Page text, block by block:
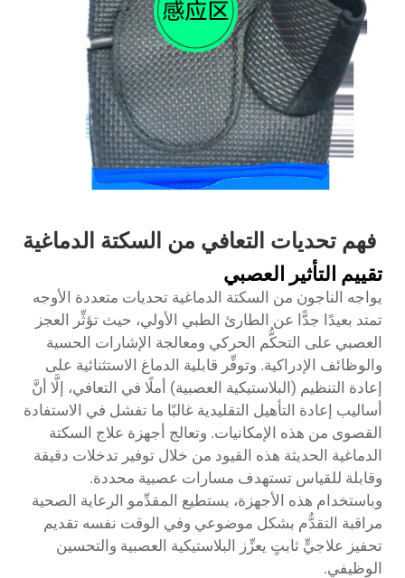
فهم تحديات التعافي من السكتة الدماغية
تقييم التأثير العصبي
يواجه الناجون من السكتة الدماغية تحديات متعددة الأوجه
تمتد بعيدًا جدًّا عن الطارئ الطبي الأولي، حيث تؤثِّر العجز
العصبي على التحكُّم الحركي ومعالجة الإشارات الحسية
والوظائف الإدراكية. وتوفِّر قابلية الدماغ الاستثنائية على
إعادة التنظيم (البلاستيكية العصبية) أملًا في التعافي، إلَّا أنَّ
أساليب إعادة التأهيل التقليدية غالبًا ما تفشل في الاستفادة
القصوى من هذه الإمكانيات. وتعالج أجهزة علاج السكتة
الدماغية الحديثة هذه القيود من خلال توفير تدخلات دقيقة
وقابلة للقياس تستهدف مسارات عصبية محددة.
وباستخدام هذه الأجهزة، يستطيع المقدِّمو الرعاية الصحية
مراقبة التقدُّم بشكل موضوعي وفي الوقت نفسه تقديم
تحفيز علاجيٍّ ثابتٍ يعزِّز البلاستيكية العصبية والتحسين
الوظيفي.